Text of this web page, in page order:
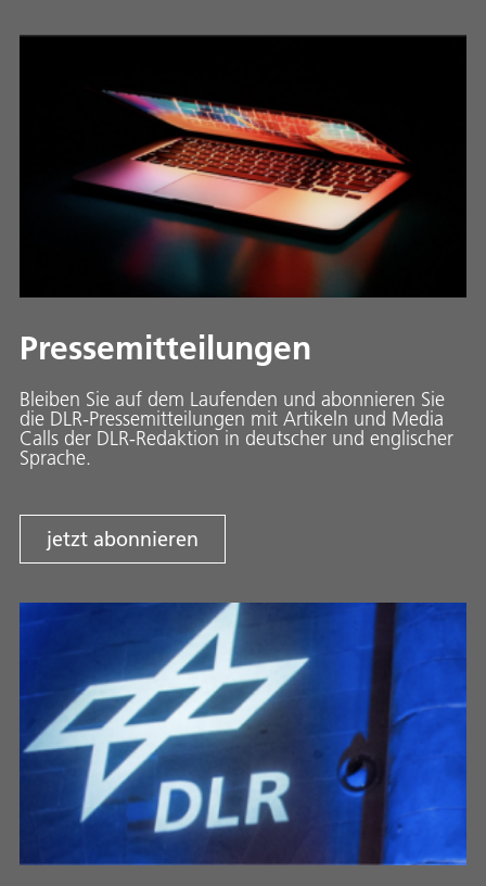
Pressemitteilungen
Bleiben Sie auf dem Laufenden und abonnieren Sie
die DLR-Pressemitteilungen mit Artikeln und Media
Calls der DLR-Redaktion in deutscher und englischer
Sprache.
jetzt abonnieren